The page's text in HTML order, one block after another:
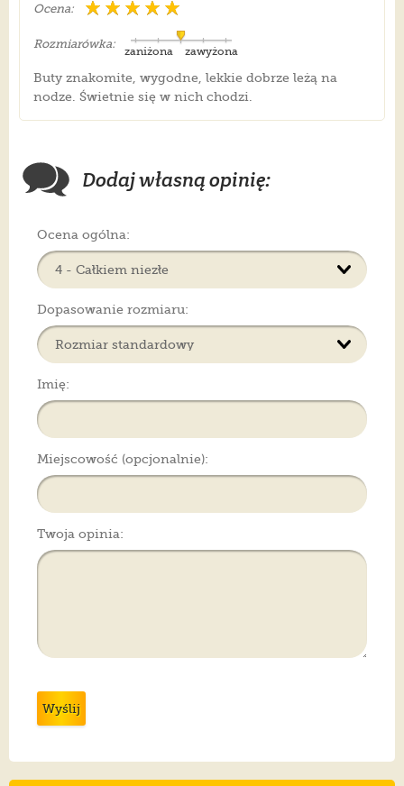
Ocena:
Rozmiarówka:
zawyżona
zaniżona
Buty znakomite, wygodne, lekkie dobrze leżą na
nodze. Świetnie się w nich chodzi.
Dodaj własną opinię:
Ocena ogólna:
Dopasowanie rozmiaru:
Imię:
Miejscowość (opcjonalnie):
Twoja opinia:
Wyślij